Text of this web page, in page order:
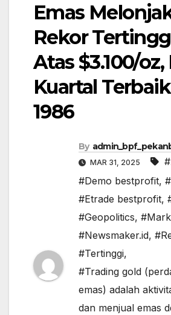
Emas
Rekor
Atas $3.100/
Kuartal
1986
By
MAR 31, 2025
#Demo bestprofit,
#Etrade bestprofit,
#Geopolitics,
#Newsmaker.id,
#Tertinggi,
#Trading gold
emas) adalah
dan menjual emas